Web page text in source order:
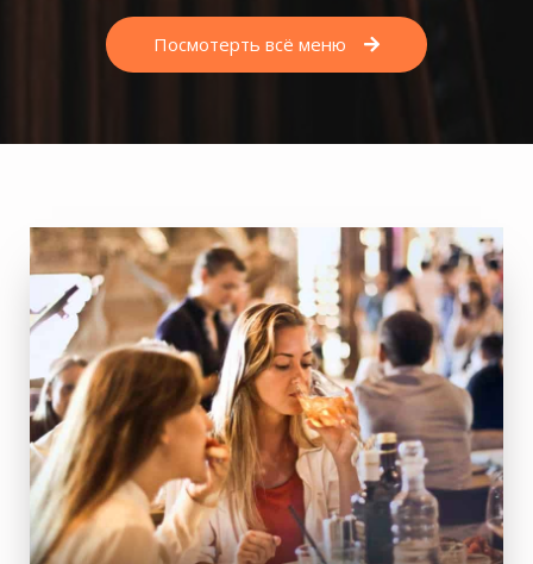
Посмотерть всё меню